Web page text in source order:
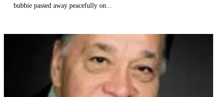
bubbie passed away peacefully on...